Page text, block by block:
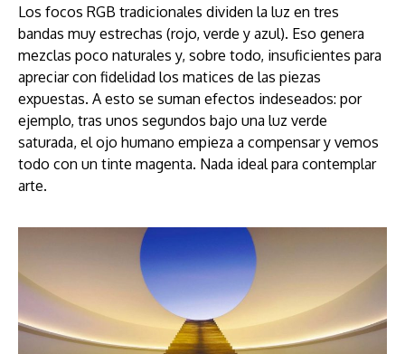
Los focos RGB tradicionales dividen la luz en tres
bandas muy estrechas (rojo, verde y azul). Eso genera
mezclas poco naturales y, sobre todo, insuficientes para
apreciar con fidelidad los matices de las piezas
expuestas. A esto se suman efectos indeseados: por
ejemplo, tras unos segundos bajo una luz verde
saturada, el ojo humano empieza a compensar y vemos
todo con un tinte magenta. Nada ideal para contemplar
arte.